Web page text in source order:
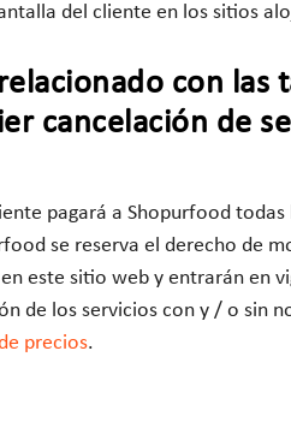
del cliente en los sitios
con las
cancelación de
pagará a Shopurfood
se reserva el derecho de
este sitio web y entrarán en
de los servicios con y / o sin
precios.